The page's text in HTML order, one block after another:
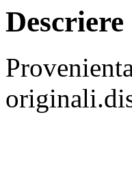
Descriere